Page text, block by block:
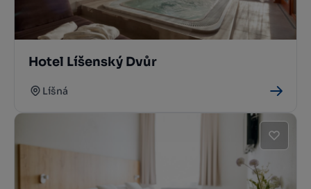
Hotel Líšenský Dvůr
Líšná